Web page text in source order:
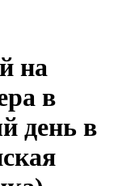
на
в
день в